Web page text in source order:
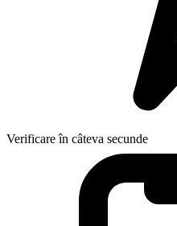
Verificare în câteva secunde